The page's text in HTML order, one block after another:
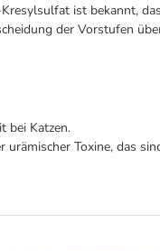
ist bekannt,
der Vorstufen
bei Katzen.
Toxine, das